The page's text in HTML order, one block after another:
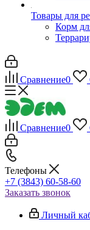
Товары для
Корм
Сравнение0
Сравнение0
Телефоны
+7 (3843) 60-58-60
Заказать звонок
Личный